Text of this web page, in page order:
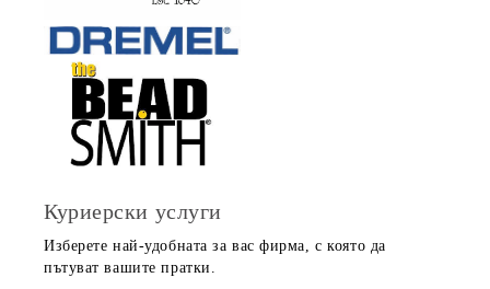
Куриерски услуги
Изберете най-удобната за вас фирма, с която да
пътуват вашите пратки.